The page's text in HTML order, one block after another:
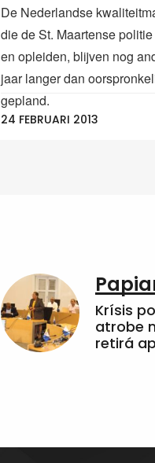
De Nederlandse
die de St. Maartense
en opleiden, blijven nog
jaar langer dan
gepland.
24 FEBRUARI 2013
Krísis
atrobe
retirá